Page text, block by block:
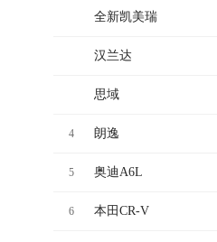
全新凯美瑞
汉兰达
思域
4 朗逸
5 奥迪A6L
6 本田CR-V